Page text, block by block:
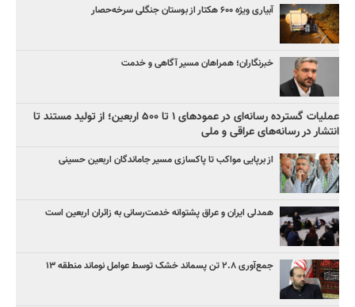
آبیاری ویژه ۶۰۰ هکتار از بوستان جنگلی سرخه‌حصار
خبرنگاران؛ همراهان مسیر آگاهی و خدمت
عملیات گسترده رسانه‌ای در عمودهای ۱ تا ۵۰۰ اربعین؛ از تولید مستند تا
انتشار در رسانه‌های عراقی و ملی
از برپایی مواکب تا پاکسازی مسیر جاماندگان اربعین حسینی
همدلی ایران و عراق پشتوانه خدمت‌رسانی به زائران اربعین است
جمع‌آوری ۲.۸ تن پسماند خشک توسط عوامل نوماند منطقه ۱۳